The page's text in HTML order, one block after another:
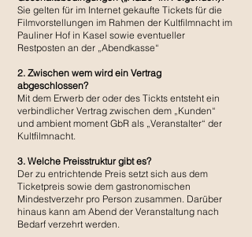
Sie gelten für im Internet gekaufte Tickets für die
Filmvorstellungen im Rahmen der Kultfilmnacht im
Pauliner Hof in Kasel sowie eventueller
Restposten an der „Abendkasse“
2. Zwischen wem wird ein Vertrag
abgeschlossen?
Mit dem Erwerb der oder des Tickts entsteht ein
verbindlicher Vertrag zwischen dem „Kunden“
und ambient moment GbR als „Veranstalter“ der
Kultfilmnacht.
3. Welche Preisstruktur gibt es?
Der zu entrichtende Preis setzt sich aus dem
Ticketpreis sowie dem gastronomischen
Mindestverzehr pro Person zusammen. Darüber
hinaus kann am Abend der Veranstaltung nach
Bedarf verzehrt werden.